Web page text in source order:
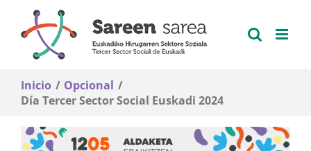
contenido
Inicio
Opcional
Día Tercer Sector Social Euskadi 2024